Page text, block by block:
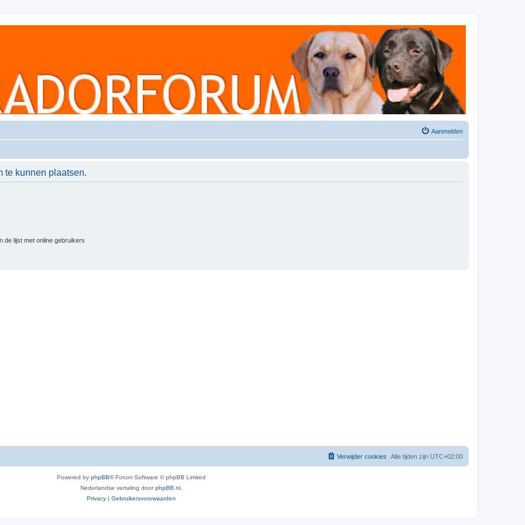
Aanmelden
te kunnen plaatsen.
de lijst met online gebruikers
Alle tijden zijn UTC+02:00
Verwijder cookies
Powered by phpBB® Forum Software © phpBB Limited
Nederlandse vertaling doorphpBB.nl .
Privacy
Gebruikersvoorwaarden